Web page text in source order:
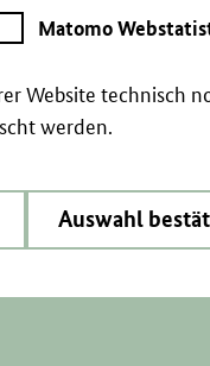
Matomo
Website technisch
werden.
Auswahl